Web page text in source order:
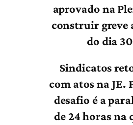
aprovado na
construir greve
do dia 30
Sindicatos
com atos na JE.
desafio é a
de 24 horas na